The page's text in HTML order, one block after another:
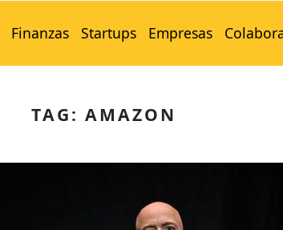
Finanzas Startups Empresas
TAG: AMAZON